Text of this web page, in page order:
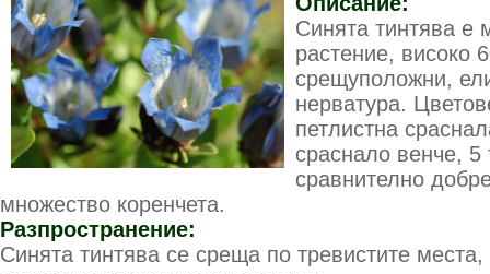
Синята тинтява е
растение, високо
срещуположни,
нерватура.
петлистна
сраснало венче, 5
сравнително
множество коренчета.
Разпространение:
Синята тинтява се среща по тревистите